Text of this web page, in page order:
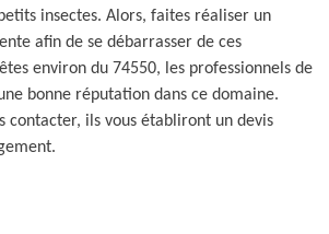
insectes. Alors, faites réaliser un
afin de se débarrasser de ces
environ du 74550, les professionnels de
bonne réputation dans ce domaine.
contacter, ils vous établiront un devis